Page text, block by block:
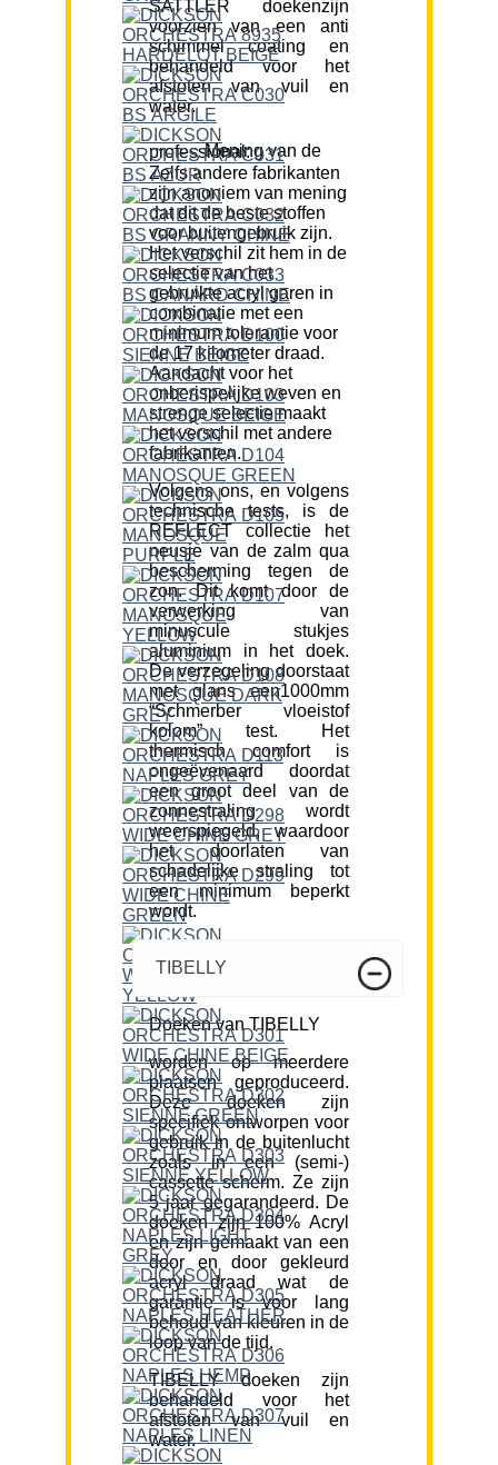
SATTLER doekenzijn
voorzien van een anti
schimmel coating en
behandeld voor het
afstoten van vuil en
water.
Mening van de professional:
Zelfs andere fabrikanten
zijn anoniem van mening
dat dit de beste stoffen
voor buitengebruik zijn.
Het verschil zit hem in de
selectie van het
gebruikte acryl garen in
combinatie met een
minimum tolerantie voor
de 17 kilometer draad.
Aandacht voor het
onberispelijke weven en
strenge selectie maakt
het verschil met andere
fabrikanten.
Volgens ons, en volgens
technische tests, is de
REFLECT collectie het
neusje van de zalm qua
bescherming tegen de
zon. Dit komt door de
verwerking van
minuscule stukjes
aluminium in het doek.
De verzegeling doorstaat
met glans een1000mm
“Schmerber vloeistof
kolom” test. Het
thermisch comfort is
ongeëvenaard doordat
een groot deel van de
zonnestraling wordt
weerspiegeld, waardoor
het doorlaten van
schadelijke straling tot
een minimum beperkt
wordt.
TIBELLY
Doeken van TIBELLY
worden op meerdere
plaatsen geproduceerd.
Deze doeken zijn
specifiek ontworpen voor
gebruik in de buitenlucht
zoals in een (semi-)
cassette scherm. Ze zijn
5 jaar gegarandeerd. De
doeken zijn 100% Acryl
en zijn gemaakt van een
door en door gekleurd
acryl draad wat de
garantie is voor lang
behoud van kleuren in de
loop van de tijd.
TIBELLY doeken zijn
behandeld voor het
afstoten van vuil en
water.